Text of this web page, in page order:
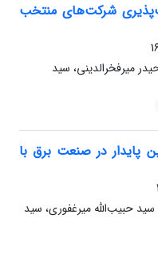
شرکت‌های منتخب
میرفخر‌الدینی، سید
پایدار در صنعت برق با
حبیب‌الله میرغفوری، سید